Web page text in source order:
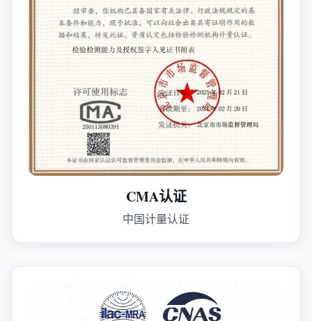
CMA认证
中国计量认证